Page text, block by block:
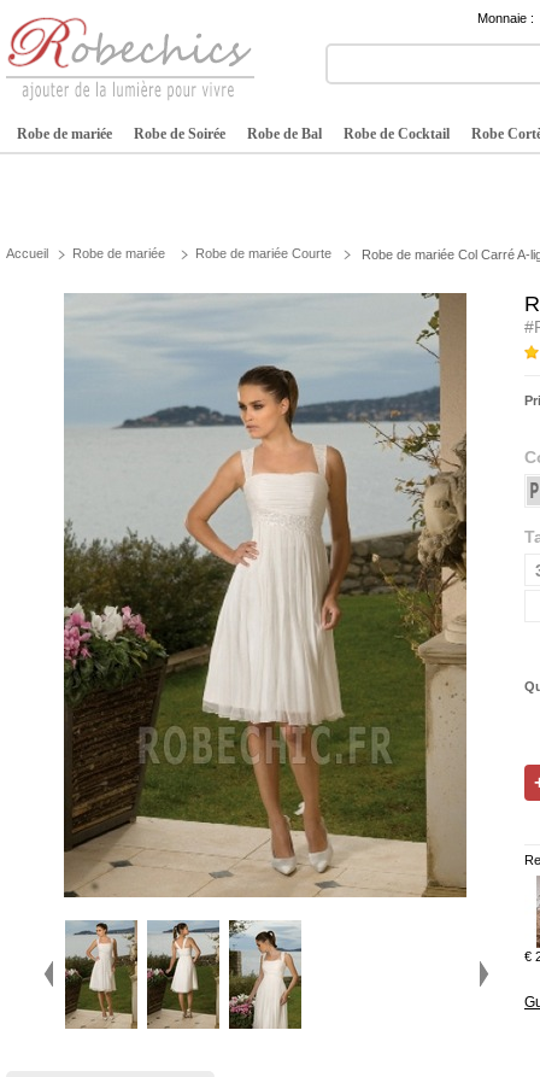
Monnaie :
Robe de mariée Robe de Soirée Robe de Bal Robe de Cocktail Robe
Accueil Robe de mariée Robe de mariée Courte Robe de mariée Col Carré A-
€